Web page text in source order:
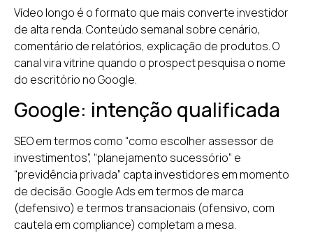
Vídeo longo é o formato que mais converte investidor
de alta renda. Conteúdo semanal sobre cenário,
comentário de relatórios, explicação de produtos. O
canal vira vitrine quando o prospect pesquisa o nome
do escritório no Google.
Google: intenção qualificada
SEO em termos como “como escolher assessor de
investimentos”, “planejamento sucessório” e
“previdência privada” capta investidores em momento
de decisão. Google Ads em termos de marca
(defensivo) e termos transacionais (ofensivo, com
cautela em compliance) completam a mesa.